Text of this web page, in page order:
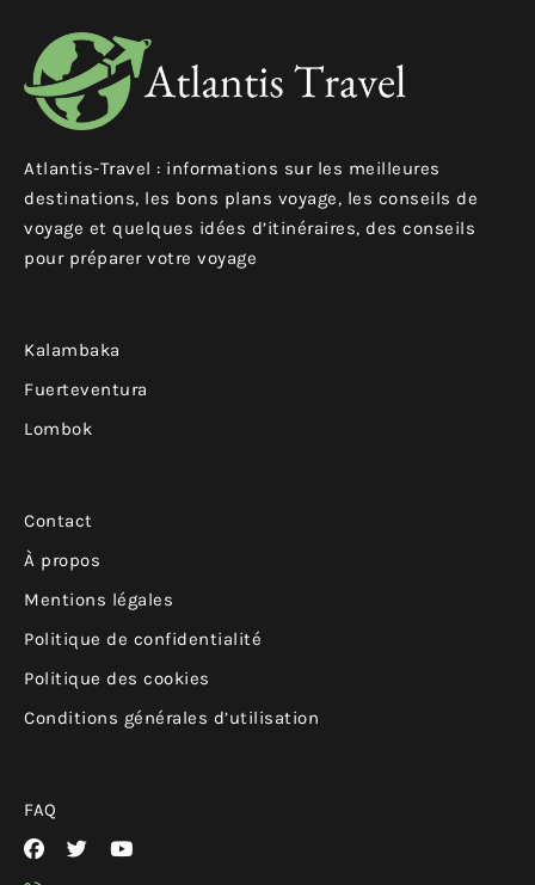
Atlantis-Travel : informations sur les meilleures
destinations, les bons plans voyage, les conseils de
voyage et quelques idées d’itinéraires, des conseils
pour préparer votre voyage
Kalambaka
Fuerteventura
Lombok
Contact
À propos
Mentions légales
Politique de confidentialité
Politique des cookies
Conditions générales d’utilisation
FAQ